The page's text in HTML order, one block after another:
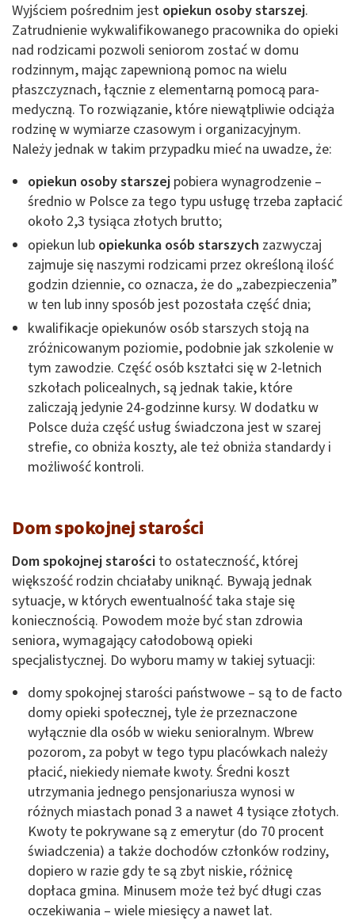
Wyjściem pośrednim jest opiekun osoby starszej.
Zatrudnienie wykwalifikowanego pracownika do opieki
nad rodzicami pozwoli seniorom zostać w domu
rodzinnym, mając zapewnioną pomoc na wielu
płaszczyznach, łącznie z elementarną pomocą para-
medyczną. To rozwiązanie, które niewątpliwie odciąża
rodzinę w wymiarze czasowym i organizacyjnym.
Należy jednak w takim przypadku mieć na uwadze, że:
opiekun osoby starszej pobiera wynagrodzenie –
średnio w Polsce za tego typu usługę trzeba zapłacić
około 2,3 tysiąca złotych brutto;
opiekun lub opiekunka osób starszych zazwyczaj
zajmuje się naszymi rodzicami przez określoną ilość
godzin dziennie, co oznacza, że do „zabezpieczenia”
w ten lub inny sposób jest pozostała część dnia;
kwalifikacje opiekunów osób starszych stoją na
zróżnicowanym poziomie, podobnie jak szkolenie w
tym zawodzie. Część osób kształci się w 2-letnich
szkołach policealnych, są jednak takie, które
zaliczają jedynie 24-godzinne kursy. W dodatku w
Polsce duża część usług świadczona jest w szarej
strefie, co obniża koszty, ale też obniża standardy i
możliwość kontroli.
Dom spokojnej starości
Dom spokojnej starości to ostateczność, której
większość rodzin chciałaby uniknąć. Bywają jednak
sytuacje, w których ewentualność taka staje się
koniecznością. Powodem może być stan zdrowia
seniora, wymagający całodobową opieki
specjalistycznej. Do wyboru mamy w takiej sytuacji:
domy spokojnej starości państwowe – są to de facto
domy opieki społecznej, tyle że przeznaczone
wyłącznie dla osób w wieku senioralnym. Wbrew
pozorom, za pobyt w tego typu placówkach należy
płacić, niekiedy niemałe kwoty. Średni koszt
utrzymania jednego pensjonariusza wynosi w
różnych miastach ponad 3 a nawet 4 tysiące złotych.
Kwoty te pokrywane są z emerytur (do 70 procent
świadczenia) a także dochodów członków rodziny,
dopiero w razie gdy te są zbyt niskie, różnicę
dopłaca gmina. Minusem może też być długi czas
oczekiwania – wiele miesięcy a nawet lat.